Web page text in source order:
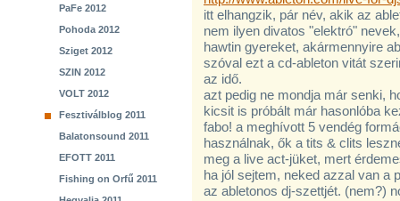
PaFe 2012
Pohoda 2012
Sziget 2012
SZIN 2012
VOLT 2012
Fesztiválblog 2011
Balatonsound 2011
EFOTT 2011
Fishing on Orfű 2011
itt elhangzik, pár név, akik az
nem ilyen divatos "elektró"
hawtin gyereket, akármennyire
szóval ezt a cd-ableton vitát
az idő.
azt pedig ne mondja már senki,
kicsit is próbált már hasonlóba
fabo! a meghívott 5 vendég
használnak, ők a tits & clits
meg a live act-jüket, mert
ha jól sejtem, neked azzal van a
az abletonos dj-szettjét. (nem?)